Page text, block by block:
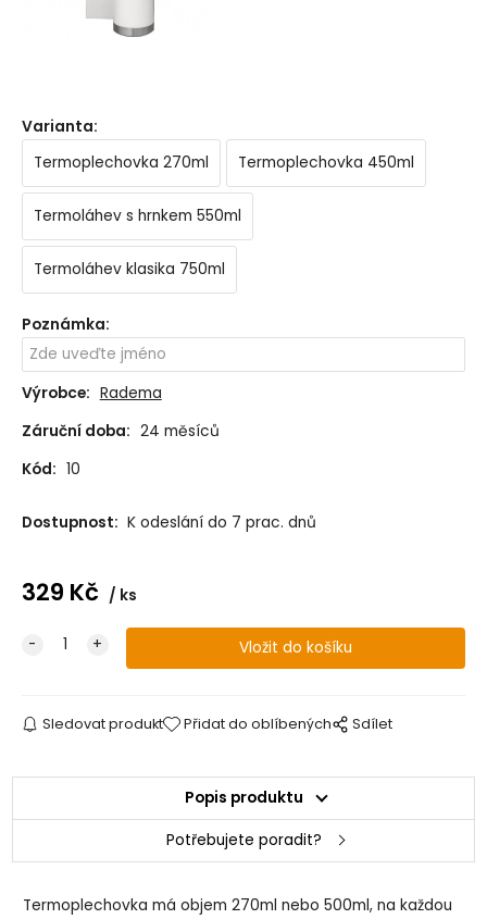
Varianta:
Termoplechovka 270ml
Termoplechovka 450ml
Termoláhev s hrnkem 550ml
Termoláhev klasika 750ml
Poznámka:
Výrobce: Radema
Záruční doba: 24 měsíců
Kód: 10
Dostupnost: K odeslání do 7 prac. dnů
329 Kč ks
Sledovat produkt Přidat do oblíbených Sdílet
Popis produktu
Potřebujete poradit?
Termoplechovka má objem 270ml nebo 500ml, na každou